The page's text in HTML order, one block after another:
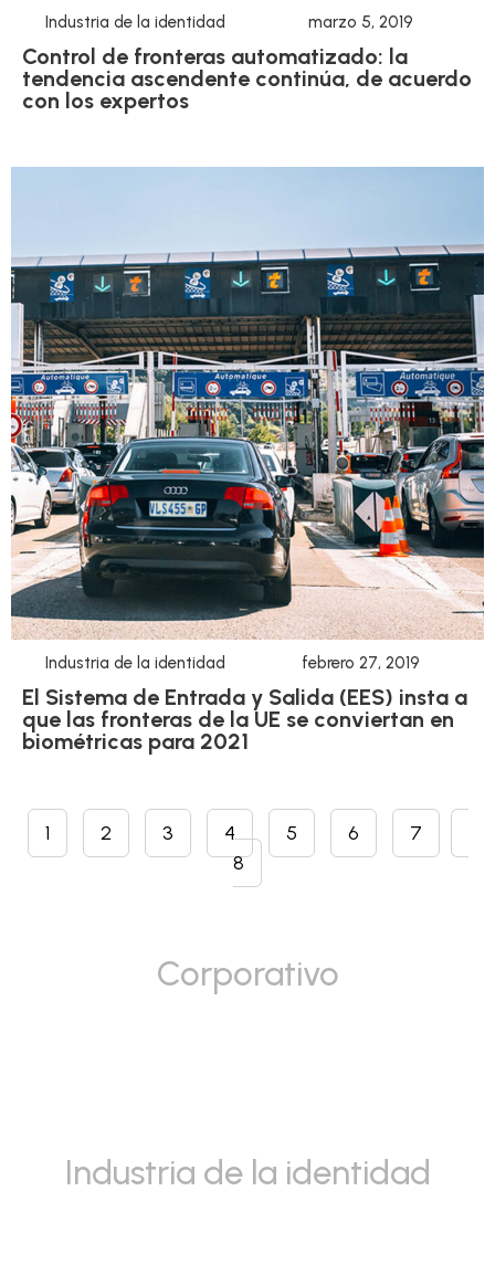
Corporativo
Industria de la identidad
Industria de la identidad marzo 5, 2019
Control de fronteras automatizado: la
tendencia ascendente continúa, de acuerdo
con los expertos
Industria de la identidad febrero 27, 2019
El Sistema de Entrada y Salida (EES) insta a
que las fronteras de la UE se conviertan en
biométricas para 2021
1 2 3 4 5 6
7
8